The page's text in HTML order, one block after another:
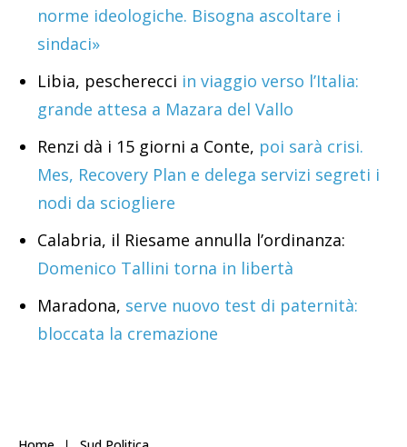
norme ideologiche. Bisogna ascoltare i
sindaci»
Libia, pescherecci in viaggio verso l’Italia:
grande attesa a Mazara del Vallo
Renzi dà i 15 giorni a Conte, poi sarà crisi.
Mes, Recovery Plan e delega servizi segreti i
nodi da sciogliere
Calabria, il Riesame annulla l’ordinanza:
Domenico Tallini torna in libertà
Maradona, serve nuovo test di paternità:
bloccata la cremazione